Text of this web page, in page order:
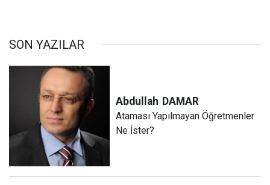
SON YAZILAR
Abdullah DAMAR
Ataması Yapılmayan Öğretmenler
Ne İster?